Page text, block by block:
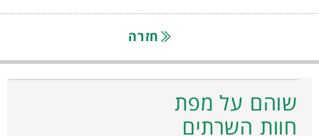
חזרה
שוהם על מפת
חוות השרתים